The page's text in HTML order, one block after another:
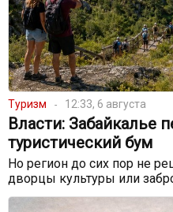
Туризм 12:33, 6 августа
Власти: Забайкалье
туристический бум
Но регион до сих пор не
дворцы культуры или